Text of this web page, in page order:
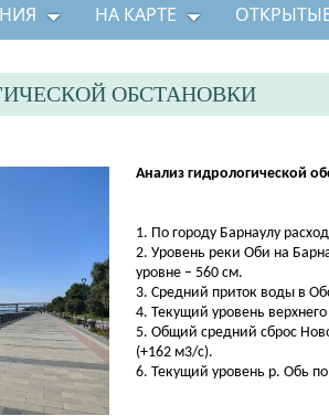
НА КАРТЕ
ОБСТАНОВКИ
Анализ гидрологической
1. По городу Барнаулу
2. Уровень реки Оби на
уровне – 560 см.
3. Средний приток воды в
4. Текущий уровень
5. Общий средний сброс
(+162 м3/с).
6. Текущий уровень р. Обь